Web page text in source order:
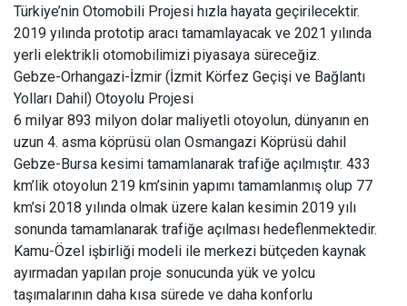
Türkiye’nin Otomobili Projesi hızla hayata geçirilecektir.
2019 yılında prototip aracı tamamlayacak ve 2021 yılında
yerli elektrikli otomobilimizi piyasaya süreceğiz.
Gebze-Orhangazi-İzmir (İzmit Körfez Geçişi ve Bağlantı
Yolları Dahil) Otoyolu Projesi
6 milyar 893 milyon dolar maliyetli otoyolun, dünyanın en
uzun 4. asma köprüsü olan Osmangazi Köprüsü dahil
Gebze-Bursa kesimi tamamlanarak trafiğe açılmıştır. 433
km’lik otoyolun 219 km’sinin yapımı tamamlanmış olup 77
km’si 2018 yılında olmak üzere kalan kesimin 2019 yılı
sonunda tamamlanarak trafiğe açılması hedeflenmektedir.
Kamu-Özel işbirliği modeli ile merkezi bütçeden kaynak
ayırmadan yapılan proje sonucunda yük ve yolcu
taşımalarının daha kısa sürede ve daha konforlu